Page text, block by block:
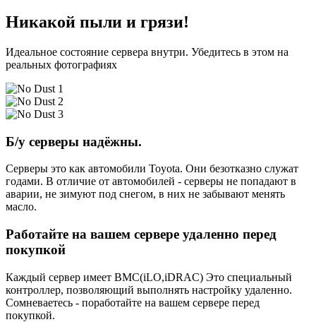
Никакой пыли и грязи!
Идеальное состояние сервера внутри. Убедитесь в этом на
реальных фотографиях
Б/у серверы надёжны.
Серверы это как автомобили Toyota. Они безотказно служат
годами. В отличие от автомобилей - серверы не попадают в
аварии, не зимуют под снегом, в них не забывают менять
масло.
Работайте на вашем сервере удаленно перед
покупкой
Каждый сервер имеет BMC(iLO,iDRAC) Это специальный
контроллер, позволяющий выполнять настройку удаленно.
Сомневаетесь - поработайте на вашем сервере перед
покупкой.